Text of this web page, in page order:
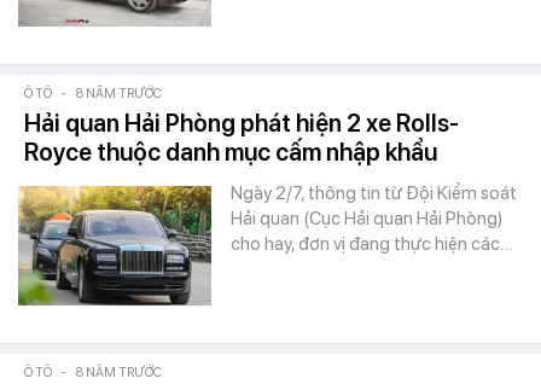
Ô TÔ - 8 NĂM TRƯỚC
Hải quan Hải Phòng phát hiện 2 xe Rolls-
Royce thuộc danh mục cấm nhập khẩu
Ngày 2/7, thông tin từ Đội Kiểm soát
Hải quan (Cục Hải quan Hải Phòng)
cho hay, đơn vị đang thực hiện các…
Ô TÔ - 8 NĂM TRƯỚC